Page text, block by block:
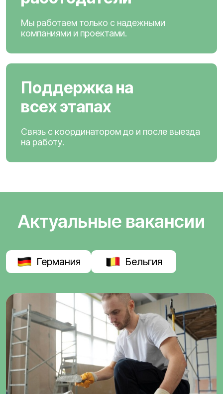
Мы работаем только с надежными
компаниями и проектами.
Поддержка на
всех этапах
Связь с координатором до и после выезда
на работу.
Актуальные вакансии
Германия Бельгия